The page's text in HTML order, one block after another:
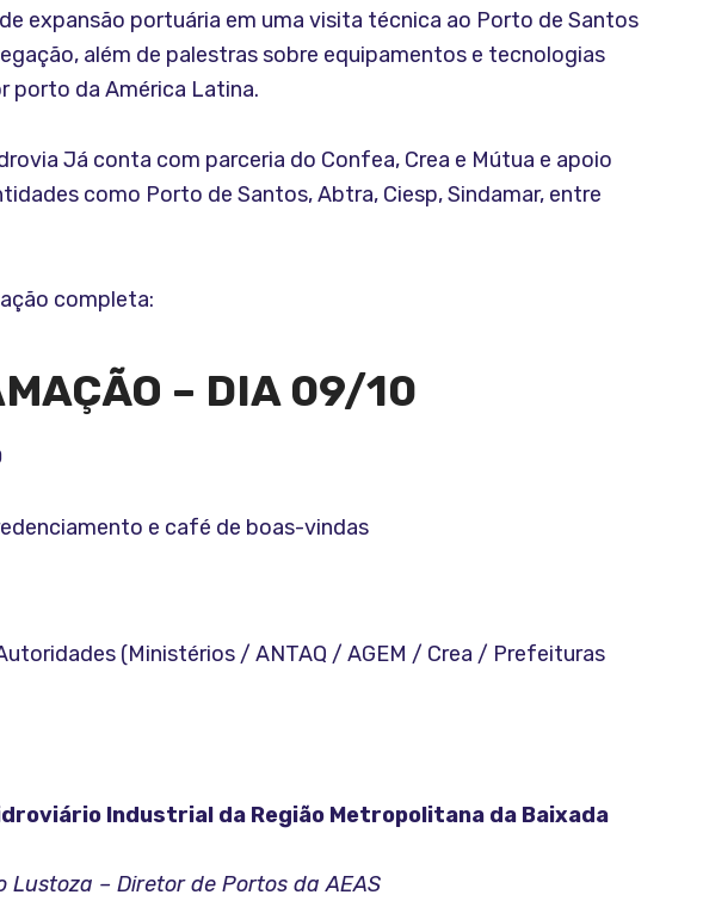
expansão portuária em uma visita técnica ao Porto de Santos
além de palestras sobre equipamentos e tecnologias
porto da América Latina.
Já conta com parceria do Confea, Crea e Mútua e apoio
como Porto de Santos, Abtra, Ciesp, Sindamar, entre
completa:
– DIA 09/10
e café de boas-vindas
(Ministérios / ANTAQ / AGEM / Crea / Prefeituras
Industrial da Região Metropolitana da Baixada
Lustoza – Diretor de Portos da AEAS